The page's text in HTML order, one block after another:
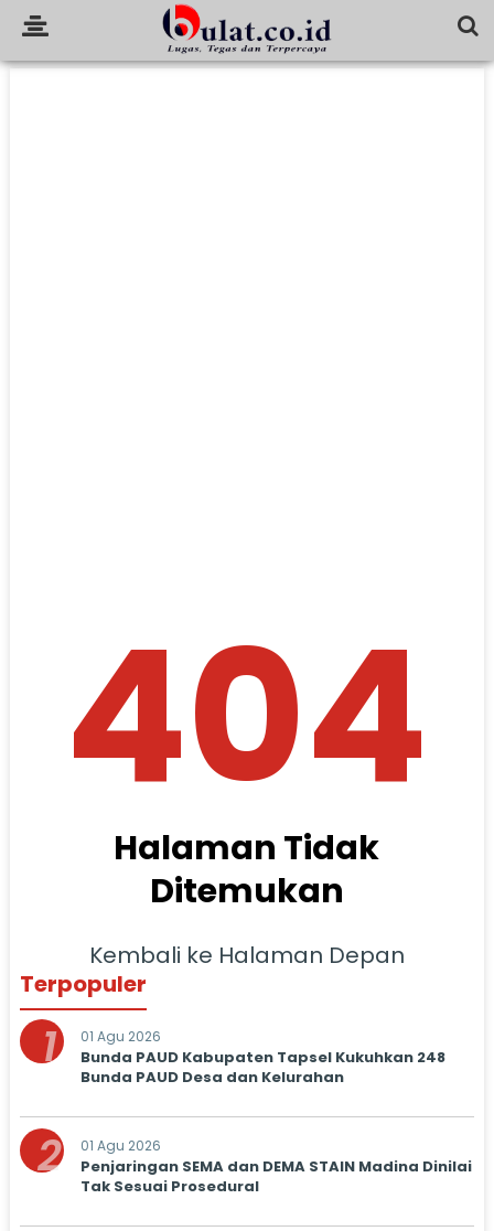
404
Halaman Tidak
Ditemukan
Kembali ke Halaman Depan
Terpopuler
1 01 Agu 2026
Bunda PAUD Kabupaten Tapsel Kukuhkan 248
Bunda PAUD Desa dan Kelurahan
2 01 Agu 2026
Penjaringan SEMA dan DEMA STAIN Madina Dinilai
Tak Sesuai Prosedural